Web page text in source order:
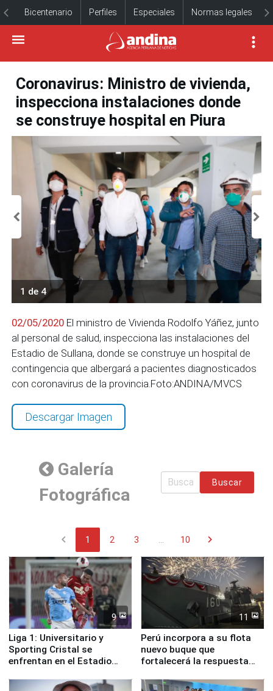
Bicentenario Perfiles Especiales Normas legales
Coronavirus: Ministro de vivienda,
inspecciona instalaciones donde
se construye hospital en Piura
1 de 4
02/05/2020 El ministro de Vivienda Rodolfo Yáñez, junto
al personal de salud, inspecciona las instalaciones del
Estadio de Sullana, donde se construye un hospital de
contingencia que albergará a pacientes diagnosticados
con coronavirus de la provincia.Foto:ANDINA/MVCS
Descargar Imagen
Galería
Fotográfica
Buscar
chevron_left 1 2 3 10 chevron_right
9
Liga 1: Universitario y
Sporting Cristal se
enfrentan en el Estadio
11
Perú incorpora a su flota
nuevo buque que
fortalecerá la respuesta